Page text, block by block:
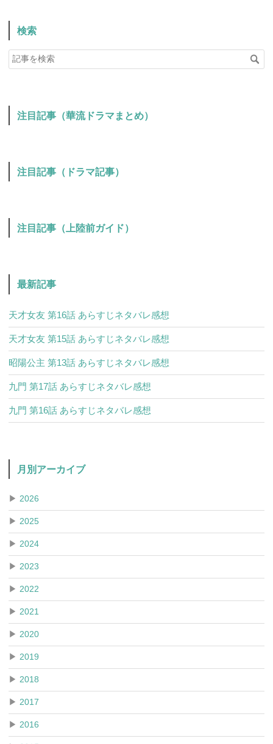
検索
注目記事（華流ドラマまとめ）
注目記事（ドラマ記事）
注目記事（上陸前ガイド）
最新記事
天才女友 第16話 あらすじネタバレ感想
天才女友 第15話 あらすじネタバレ感想
昭陽公主 第13話 あらすじネタバレ感想
九門 第17話 あらすじネタバレ感想
九門 第16話 あらすじネタバレ感想
月別アーカイブ
▶ 2026
▶ 2025
▶ 2024
▶ 2023
▶ 2022
▶ 2021
▶ 2020
▶ 2019
▶ 2018
▶ 2017
▶ 2016